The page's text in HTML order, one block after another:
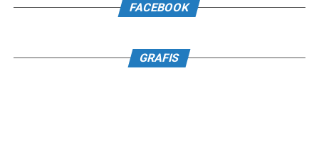
FACEBOOK
GRAFIS